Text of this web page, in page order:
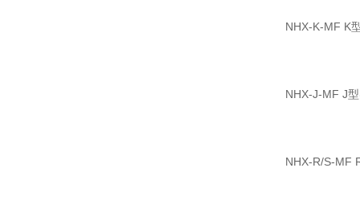
NHX-K-MF K
NHX-J-MF J
NHX-R/S-MF